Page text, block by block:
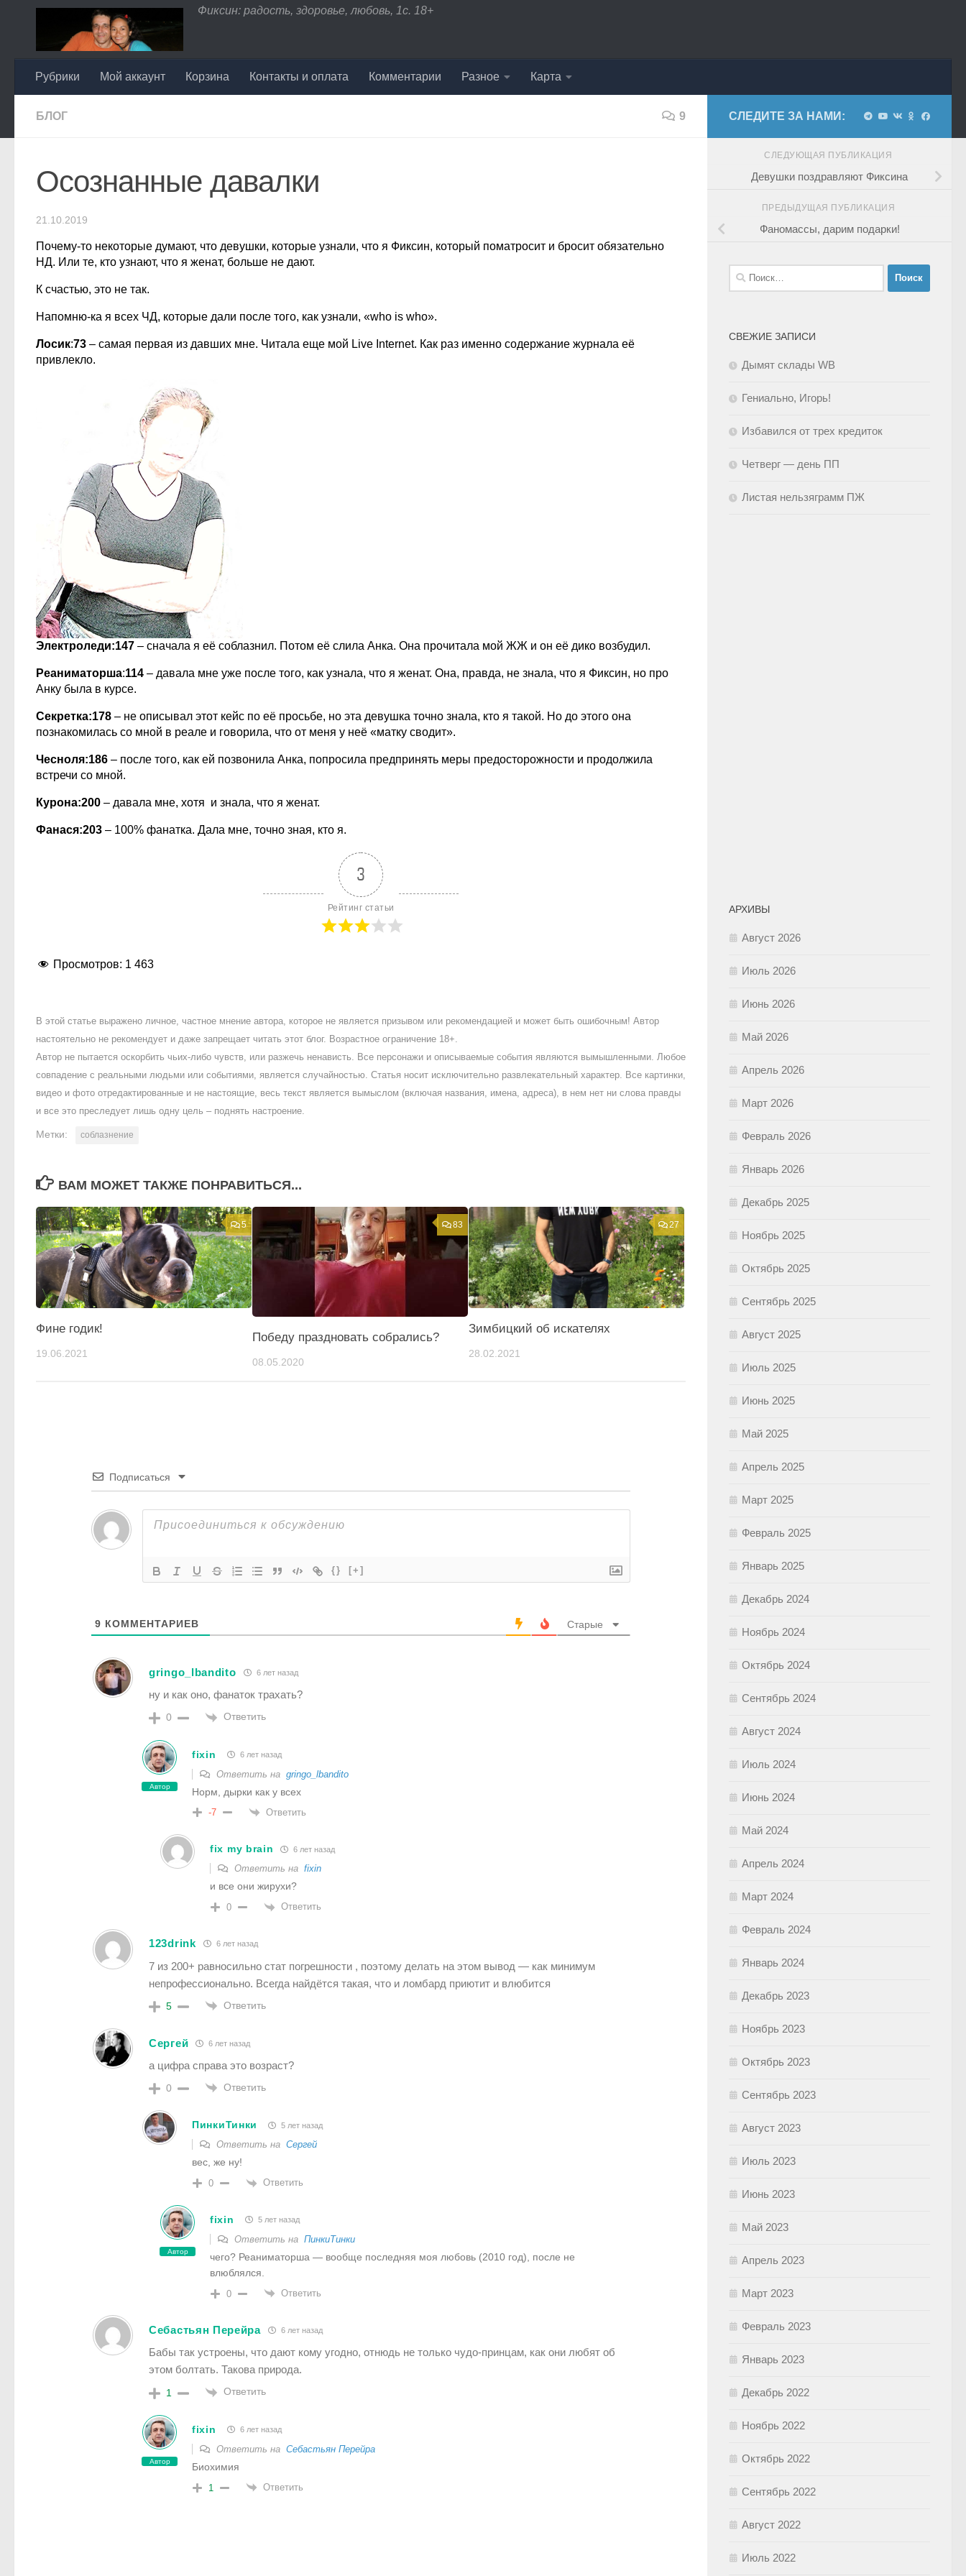
Перейти к содержимому
Фиксин: радость, здоровье, любовь, 1с. 18+
Рубрики Мой аккаунт Корзина Контакты и оплата Комментарии Разное Карта
БЛОГ 9
Осознанные давалки
21.10.2019
Почему-то некоторые думают, что девушки, которые узнали, что я Фиксин, который поматросит и бросит обязательно
НД. Или те, кто узнают, что я женат, больше не дают.
К счастью, это не так.
Напомню-ка я всех ЧД, которые дали после того, как узнали, «who is who».
Лосик:73 – самая первая из давших мне. Читала еще мой Live Internet. Как раз именно содержание журнала её
привлекло.
Электроледи:147 – сначала я её соблазнил. Потом её слила Анка. Она прочитала мой ЖЖ и он её дико возбудил.
Реаниматорша:114 – давала мне уже после того, как узнала, что я женат. Она, правда, не знала, что я Фиксин, но про
Анку была в курсе.
Секретка:178 – не описывал этот кейс по её просьбе, но эта девушка точно знала, кто я такой. Но до этого она
познакомилась со мной в реале и говорила, что от меня у неё «матку сводит».
Чесноля:186 – после того, как ей позвонила Анка, попросила предпринять меры предосторожности и продолжила
встречи со мной.
Курона:200 – давала мне, хотя и знала, что я женат.
Фанася:203 – 100% фанатка. Дала мне, точно зная, кто я.
3
Рейтинг статьи
Просмотров: 1 463
В этой статье выражено личное, частное мнение автора, которое не является призывом или рекомендацией и может быть ошибочным! Автор
настоятельно не рекомендует и даже запрещает читать этот блог. Возрастное ограничение 18+.
Автор не пытается оскорбить чьих-либо чувств, или разжечь ненависть. Все персонажи и описываемые события являются вымышленными. Любое
совпадение с реальными людьми или событиями, является случайностью. Статья носит исключительно развлекательный характер. Все картинки,
видео и фото отредактированные и не настоящие, весь текст является вымыслом (включая названия, имена, адреса), в нем нет ни слова правды
и все это преследует лишь одну цель – поднять настроение.
Метки: соблазнение
ВАМ МОЖЕТ ТАКЖЕ ПОНРАВИТЬСЯ...
5
Фине годик!
19.06.2021
83
Победу праздновать собрались?
08.05.2020
27
Зимбицкий об искателях
28.02.2021
Подписаться
{} [+]
9 КОММЕНТАРИЕВ Старые
gringo_lbandito 6 лет назад
ну и как оно, фанаток трахать?
0 Ответить
Автор
fixin 6 лет назад
Ответить на gringo_lbandito
Норм, дырки как у всех
-7 Ответить
fix my brain 6 лет назад
Ответить на fixin
и все они жирухи?
0 Ответить
123drink 6 лет назад
7 из 200+ равносильно стат погрешности , поэтому делать на этом вывод — как минимум
непрофессионально. Всегда найдётся такая, что и ломбард приютит и влюбится
5 Ответить
Сергей 6 лет назад
а цифра справа это возраст?
0 Ответить
ПинкиТинки 5 лет назад
Ответить на Сергей
вес, же ну!
0 Ответить
Автор
fixin 5 лет назад
Ответить на ПинкиТинки
чего? Реаниматорша — вообще последняя моя любовь (2010 год), после не
влюблялся.
0 Ответить
Себастьян Перейра 6 лет назад
Бабы так устроены, что дают кому угодно, отнюдь не только чудо-принцам, как они любят об
этом болтать. Такова природа.
1 Ответить
Автор
fixin 6 лет назад
Ответить на Себастьян Перейра
Биохимия
1 Ответить
СЛЕДИТЕ ЗА НАМИ:
СЛЕДУЮЩАЯ ПУБЛИКАЦИЯ
Девушки поздравляют Фиксина
ПРЕДЫДУЩАЯ ПУБЛИКАЦИЯ
Фаномассы, дарим подарки!
Найти:
СВЕЖИЕ ЗАПИСИ
Дымят склады WB
Гениально, Игорь!
Избавился от трех кредиток
Четверг — день ПП
Листая нельзяграмм ПЖ
АРХИВЫ
Август 2026
Июль 2026
Июнь 2026
Май 2026
Апрель 2026
Март 2026
Февраль 2026
Январь 2026
Декабрь 2025
Ноябрь 2025
Октябрь 2025
Сентябрь 2025
Август 2025
Июль 2025
Июнь 2025
Май 2025
Апрель 2025
Март 2025
Февраль 2025
Январь 2025
Декабрь 2024
Ноябрь 2024
Октябрь 2024
Сентябрь 2024
Август 2024
Июль 2024
Июнь 2024
Май 2024
Апрель 2024
Март 2024
Февраль 2024
Январь 2024
Декабрь 2023
Ноябрь 2023
Октябрь 2023
Сентябрь 2023
Август 2023
Июль 2023
Июнь 2023
Май 2023
Апрель 2023
Март 2023
Февраль 2023
Январь 2023
Декабрь 2022
Ноябрь 2022
Октябрь 2022
Сентябрь 2022
Август 2022
Июль 2022